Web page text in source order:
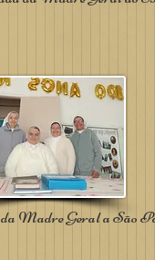
Madre Geral a São